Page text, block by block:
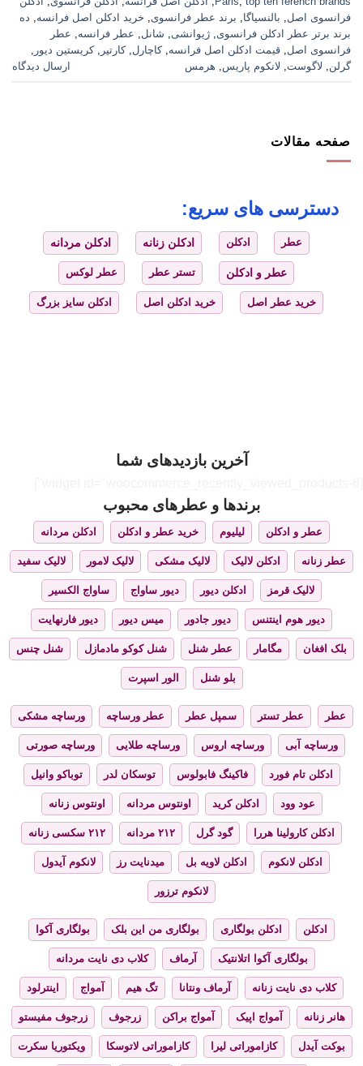
فرانسوی اصل, بالنسیاگا, برند عطر فرانسوی, خرید ادکلن اصل فرانسه, ده
برند برتر عطر ادکلن فرانسوی, ژیوانشی, شانل, عطر فرانسه, عطر
فرانسوی اصل, قیمت ادکلن اصل فرانسه,کاچارل,کارتیر ,کریستین دیور ,
گرلن, لاگوست, لانکوم پاریس, هرمس ارسال دیدگاه
صفحه مقالات
دسترسی های سریع:
عطر ادکلن ادکلن زنانه ادکلن مردانه
عطر و ادکلن تستر عطر عطر لوکس
خرید عطر اصل خرید ادکلن اصل ادکلن سایز بزرگ
آخرین بازدیدهای شما
برندها و عطرهای محبوب
عطر و ادکلن لیلیوم خرید عطر و ادکلن ادکلن مردانه
عطر زنانه ادکلن لالیک لالیک مشکی لالیک لامور لالیک سفید
لالیک قرمز ادکلن دیور دیور ساواج ساواج الکسیر
دیور هوم اینتنس دیور جادور میس دیور دیور فارنهایت
بلک افغان مگامار عطر شنل شنل کوکو مادمازل شنل چنس
بلو شنل الور اسپرت
عطر عطر تستر سمپل عطر عطر ورساچه ورساچه مشکی
ورساچه آبی ورساچه اروس ورساچه طلایی ورساچه صورتی
ادکلن تام فورد فاکینگ فابولوس توسکان لدر توباکو وانیل
عود وود ادکلن کرید اونتوس مردانه اونتوس زنانه
ادکلن کارولینا هررا گود گرل ۲۱۲ مردانه ۲۱۲ سکسی زنانه
ادکلن لانکوم ادکلن لاویه بل میدنایت رز لانکوم آیدول
لانکوم ترزور
ادکلن ادکلن بولگاری بولگاری من این بلک بولگاری آکوا
بولگاری آکوا اتلانتیک آرماف کلاب دی نایت مردانه
کلاب دی نایت زنانه آرماف ونتانا تگ هیم آمواج اینترلود
هانر زنانه آمواج اپیک آمواج براکن زرجوف زرجوف مفیستو
بوکت آیدل کازاموراتی لیرا کازاموراتی لاتوسکا ویکتوریا سکرت